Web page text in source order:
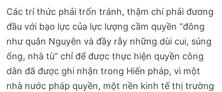
Các trí thức phải trốn tránh, thậm chí phải đương
đầu với bạo lực của lực lượng cầm quyền “đông
như quân Nguyên và đầy rẫy những dùi cui, súng
ống, nhà tù” chỉ để được thực hiện quyền công
dân đã được ghi nhận trong Hiến pháp, vì một
nhà nước pháp quyền, một nền kinh tế thị trường